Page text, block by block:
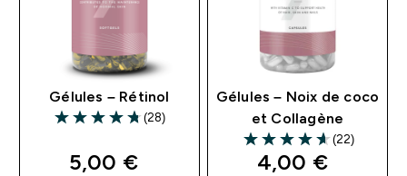
Gélules – Rétinol
4.75 out of 5 stars
(28)
discounted price
5,00 €‎
Gélules – Noix de coco
et Collagène
4.64 out of 5 stars
(22)
discounted
4,00 €‎